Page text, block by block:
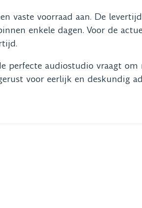
vaste voorraad aan. De
enkele dagen. Voor de
perfecte audiostudio vraagt
voor eerlijk en deskundig